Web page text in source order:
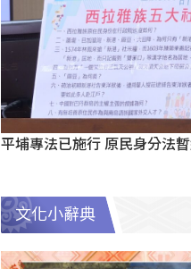
平埔專法已施行 原民身分法
文化小辭典